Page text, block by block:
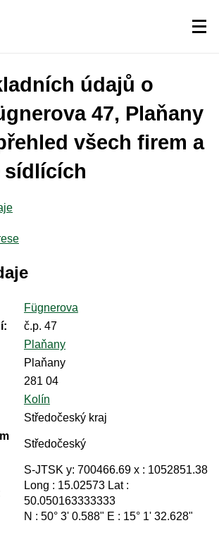
údajů o
47, Plaňany
všech firem a
sídlících
Fügnerova
č.p. 47
Plaňany
Plaňany
281 04
Kolín
Středočeský kraj
Středočeský
S-JTSK y: 700466.69 x : 1052851.38
Long : 15.02573 Lat :
50.050163333333
N : 50° 3' 0.588" E : 15° 1' 32.628"